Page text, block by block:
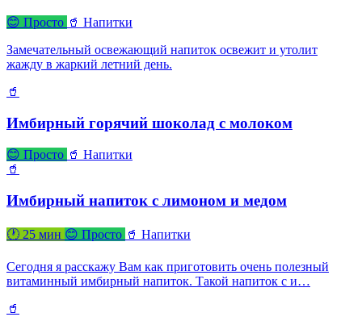
😊 Просто 🥤 Напитки
Замечательный освежающий напиток освежит и утолит
жажду в жаркий летний день.
🥤
Имбирный горячий шоколад с молоком
😊 Просто 🥤 Напитки
🥤
Имбирный напиток с лимоном и медом
🕐 25 мин 😊 Просто 🥤 Напитки
Сегодня я расскажу Вам как приготовить очень полезный
витаминный имбирный напиток. Такой напиток с и…
🥤